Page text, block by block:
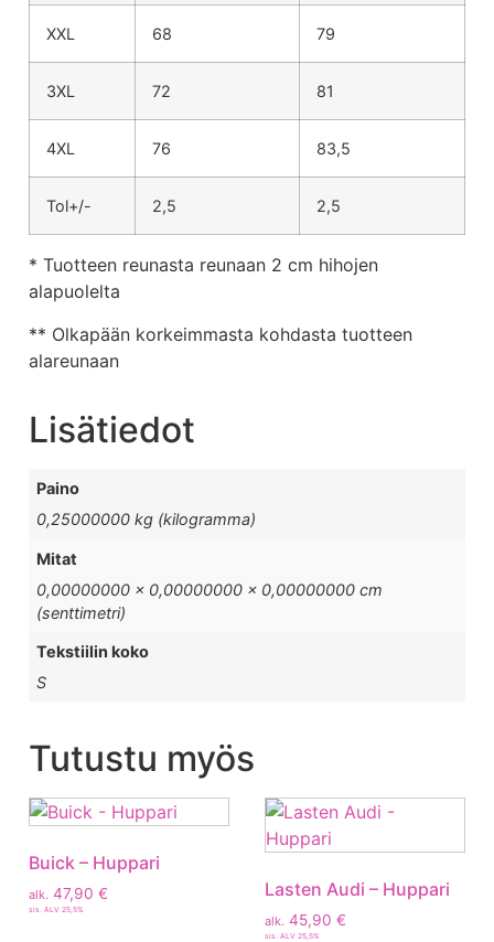
XXL 68 79
3XL 72 81
4XL 76 83,5
Tol+/- 2,5 2,5
* Tuotteen reunasta reunaan 2 cm hihojen
alapuolelta
** Olkapään korkeimmasta kohdasta tuotteen
alareunaan
Lisätiedot
Paino
0,25000000 kg (kilogramma)
Mitat
0,00000000 × 0,00000000 × 0,00000000 cm
(senttimetri)
Tekstiilin koko
S
Tutustu myös
Buick – Huppari
alk. 47,90 €
sis. ALV 25,5%
Lasten Audi – Huppari
alk. 45,90 €
sis. ALV 25,5%